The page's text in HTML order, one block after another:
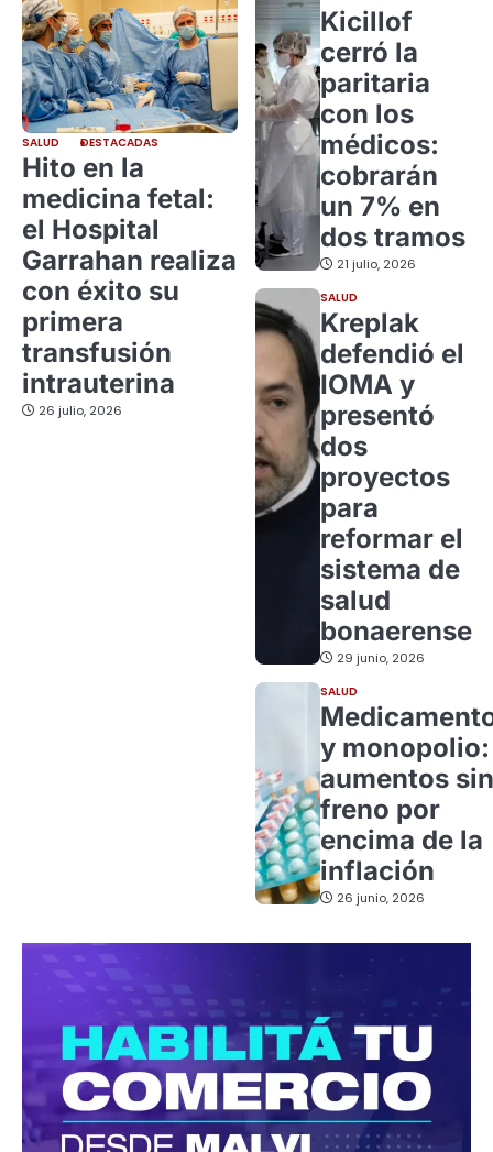
SALUD DESTACADAS
Hito en la
medicina fetal:
el Hospital
Garrahan realiza
con éxito su
primera
transfusión
intrauterina
26 julio, 2026
Kicillof
cerró la
paritaria
con los
médicos:
cobrarán
un 7% en
dos tramos
21 julio, 2026
SALUD
Kreplak
defendió el
IOMA y
presentó
dos
proyectos
para
reformar el
sistema de
salud
bonaerense
29 junio, 2026
SALUD
y monopolio:
aumentos sin
freno por
encima de la
inflación
26 junio, 2026